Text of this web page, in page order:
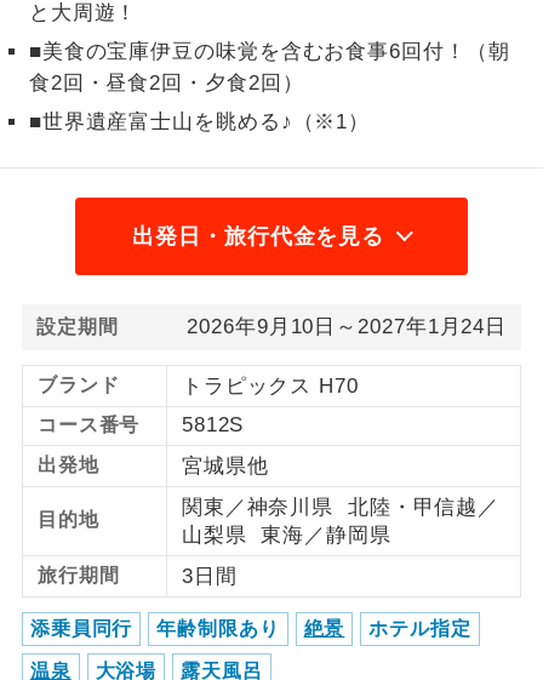
と大周遊！
■美食の宝庫伊豆の味覚を含むお食事6回付！（朝
食2回・昼食2回・夕食2回）
■世界遺産富士山を眺める♪（※1）
出発日・旅行代金を見る
設定期間 2026年9月10日～2027年1月24日
ブランド トラピックス H70
コース番号 5812S
出発地 宮城県他
目的地
関東／神奈川県 北陸・甲信越／
山梨県 東海／静岡県
旅行期間 3日間
添乗員同行 年齢制限あり 絶景 ホテル指定
温泉 大浴場 露天風呂
2名様催行
す。
加限定
スです。
ご夫婦限定
す。
年齢制限あり
ご参加にあたり年齢に制限があるコース
です。
航空会社指定
利用航空会社が指定なので、ご出発の計
画にとても便利です。
ホテル指定
ご紹介するホテルを指定したコースで
す。
おひとり様バ
ス2席利用
おひとり様でバス席を2席利⽤できま